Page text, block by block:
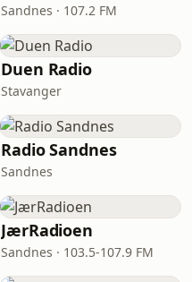
Sandnes · 107.2 FM
Duen Radio
Stavanger
Radio Sandnes
Sandnes
JærRadioen
Sandnes · 103.5-107.9 FM